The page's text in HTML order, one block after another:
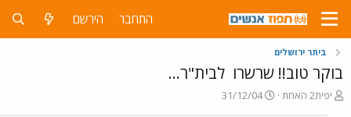
התחבר הירשם
ביתר ירושלים
בוקר טוב!! שרשרו לבית"ר...
פ
יפית2 האחת
פ
31/12/04